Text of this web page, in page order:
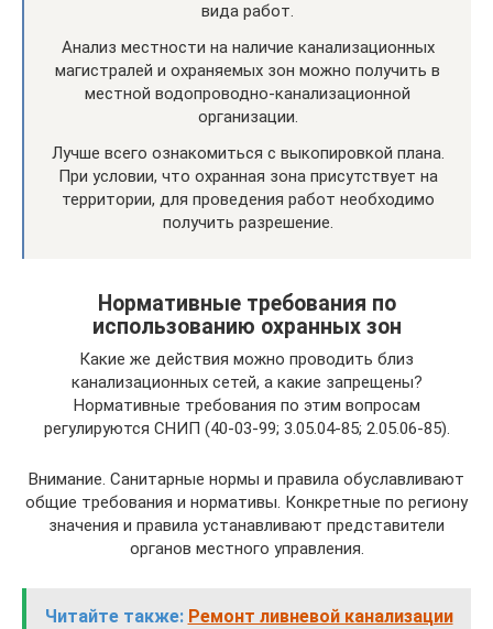
вида работ.
Анализ местности на наличие канализационных
магистралей и охраняемых зон можно получить в
местной водопроводно-канализационной
организации.
Лучше всего ознакомиться с выкопировкой плана.
При условии, что охранная зона присутствует на
территории, для проведения работ необходимо
получить разрешение.
Нормативные требования по
использованию охранных зон
Какие же действия можно проводить близ
канализационных сетей, а какие запрещены?
Нормативные требования по этим вопросам
регулируются СНИП (40-03-99; 3.05.04-85; 2.05.06-85).
Внимание. Санитарные нормы и правила обуславливают
общие требования и нормативы. Конкретные по региону
значения и правила устанавливают представители
органов местного управления.
Читайте также: Ремонт ливневой канализации